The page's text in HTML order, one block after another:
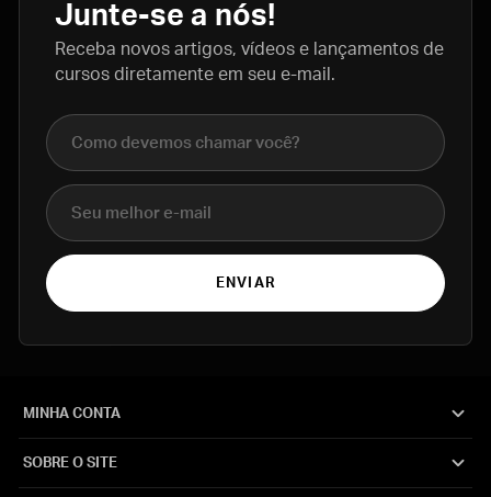
Junte-se a nós!
Receba novos artigos, vídeos e lançamentos de
cursos diretamente em seu e-mail.
Nome completo
E-mail
ENVIAR
MINHA CONTA
SOBRE O SITE